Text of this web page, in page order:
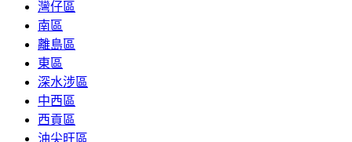
灣仔區
南區
離島區
東區
深水涉區
中西區
西貢區
油尖旺區